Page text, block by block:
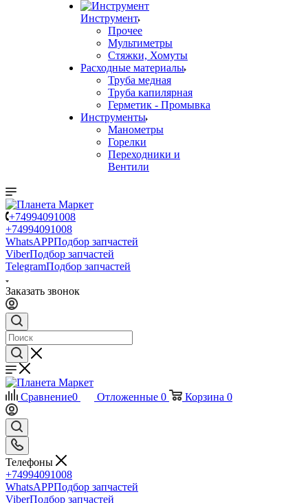
Инструмент
Прочее
Мультиметры
Стяжки, Хомуты
Расходные материалы
Труба медная
Труба капилярная
Герметик - Промывка
Инструменты
Манометры
Горелки
Переходники и
Вентили
+74994091008
+74994091008
WhatsAPPПодбор запчастей
ViberПодбор запчастей
TelegramПодбор запчастей
Заказать звонок
Сравнение0 Отложенные 0 Корзина 0
Телефоны
+74994091008
WhatsAPPПодбор запчастей
ViberПодбор запчастей